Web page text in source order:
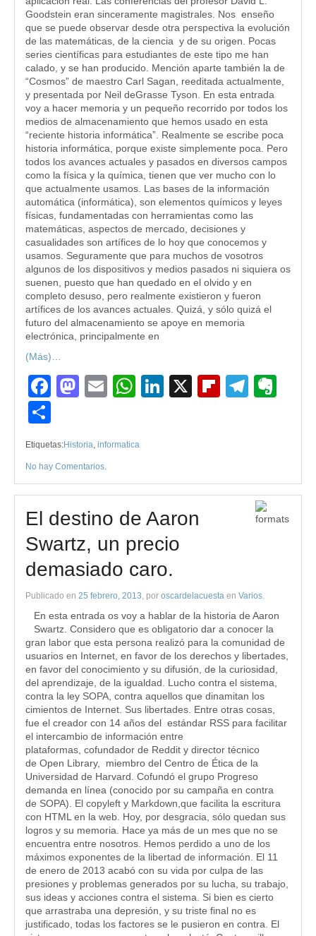
Goodstein eran sinceramente magistrales. Nos enseño
que se puede observar desde otra perspectiva la evolución
de las matemáticas, de la ciencia y de su origen. Pocas
series científicas para estudiantes de este tipo me han
calado, y se han producido. Mención aparte también la de
“Cosmos” de maestro Carl Sagan, reeditada actualmente,
y presentada por Neil deGrasse Tyson. En esta entrada
voy a hacer memoria y un pequeño recorrido por todos los
medios de almacenamiento que hemos usado en esta
“reciente historia informática”. Realmente se escribe poca
historia informática, porque existe simplemente poca. Pero
todos los avances actuales y pasados en diversos campos
como la física y la química, tienen que ver mucho con lo
que actualmente usamos. Las bases de la información
automática (informática), son elementos químicos y leyes
físicas, fundamentadas con herramientas como las
matemáticas, aspectos de mercado, decisiones y
casualidades son artífices de lo hoy que conocemos y
usamos. Seguramente que para muchos de vosotros
algunos de los dispositivos y medios pasados ni siquiera os
suenen, puesto que han quedado en el olvido y en
completo desuso, pero realmente existieron y fueron
artífices de los avances actuales. Quizá, y sólo quizá el
futuro del almacenamiento se apoye en memoria
electrónica, principalmente en
(Más)…
Facebook
Mastodon
EmailWhatsApp
LinkedIn
X Flipboard
Etiquetas:Historia, informatica
No hay Comentarios.
El destino de Aaron
Swartz, un precio
demasiado caro.
Publicado en 25 febrero, 2013, por oscardelacuesta en Varios.
En esta entrada os voy a hablar de la historia de Aaron
Swartz. Considero que es obligatorio dar a conocer la
gran labor que esta persona realizó para la comunidad de
usuarios en Internet, en favor de los derechos y libertades,
en favor del conocimiento y su difusión, de la curiosidad,
del aprendizaje, de la igualdad. Lucho contra el sistema,
contra la ley SOPA, contra aquellos que dinamitan los
cimientos de Internet. Sus libertades. Entre otras cosas,
fue el creador con 14 años del estándar RSS para facilitar
el intercambio de información entre
plataformas, cofundador de Reddit y director técnico
de Open Library, miembro del Centro de Ética de la
Universidad de Harvard. Cofundó el grupo Progreso
demanda en línea (conocido por su campaña en contra
de SOPA). El copyleft y Markdown,que facilita la escritura
con HTML en la web. Hoy, por desgracia, sólo quedan sus
logros y su memoria. Hace ya más de un mes que no se
encuentra entre nosotros. Hemos perdido a uno de los
máximos exponentes de la libertad de información. El 11
de enero de 2013 acabó con su vida por culpa de las
presiones y problemas generados por su lucha, su trabajo,
sus ideas y acciones contra el sistema. Si bien es cierto
que arrastraba una depresión, y su triste final no es
justificado, todas los factores se le pusieron en contra. El